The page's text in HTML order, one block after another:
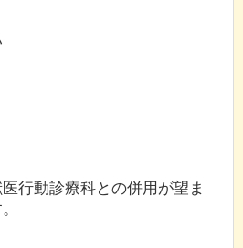
行動診療科との併用が望ま